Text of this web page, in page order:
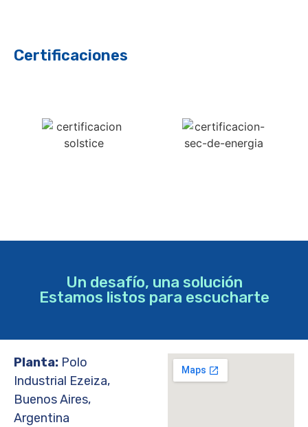
Certificaciones
Un desafío, una solución
Estamos listos para escucharte
Planta: Polo
Industrial Ezeiza,
Buenos Aires,
Argentina